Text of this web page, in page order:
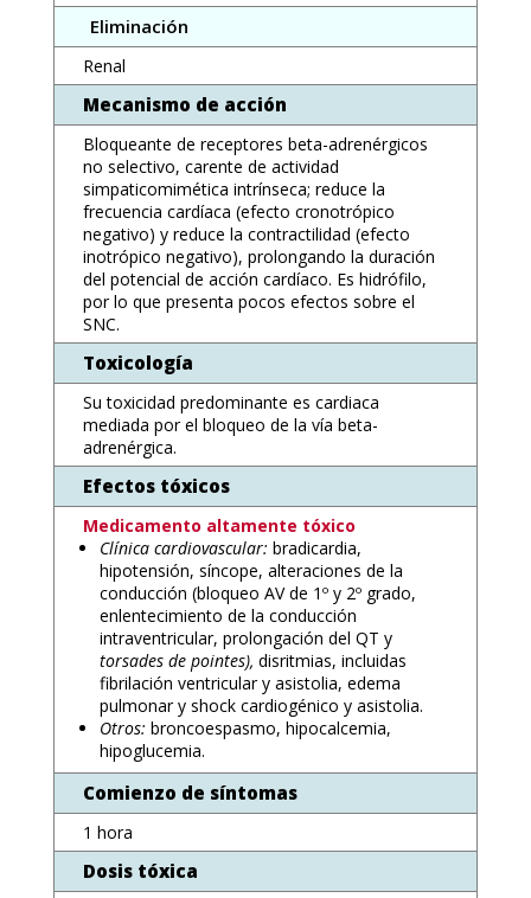
Eliminación
Renal
Mecanismo de acción
Bloqueante de receptores beta-adrenérgicos
no selectivo, carente de actividad
simpaticomimética intrínseca; reduce la
frecuencia cardíaca (efecto cronotrópico
negativo) y reduce la contractilidad (efecto
inotrópico negativo), prolongando la duración
del potencial de acción cardíaco. Es hidrófilo,
por lo que presenta pocos efectos sobre el
SNC.
Toxicología
Su toxicidad predominante es cardiaca
mediada por el bloqueo de la vía beta-
adrenérgica.
Efectos tóxicos
Medicamento altamente tóxico
Clínica cardiovascular: bradicardia,
hipotensión, síncope, alteraciones de la
conducción (bloqueo AV de 1º y 2º grado,
enlentecimiento de la conducción
intraventricular, prolongación del QT y
torsades de pointes), disritmias, incluidas
fibrilación ventricular y asistolia, edema
pulmonar y shock cardiogénico y asistolia.
Otros: broncoespasmo, hipocalcemia,
hipoglucemia.
Comienzo de síntomas
1 hora
Dosis tóxica